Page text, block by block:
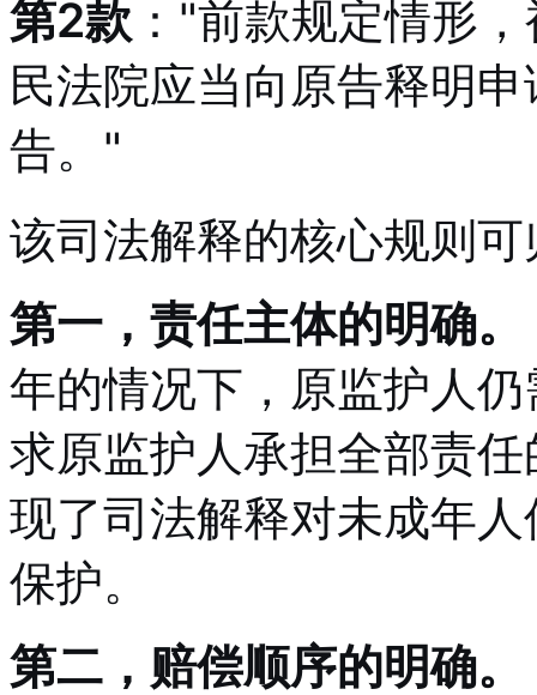
第2款 ："前款规定情形
民法院应当向原告释明
告。"
该司法解释的核心规则
第一，责任主体的明确。
年的情况下，原监护人
求原监护人承担全部责
现了司法解释对未成年
保护。
第二，赔偿顺序的明确。